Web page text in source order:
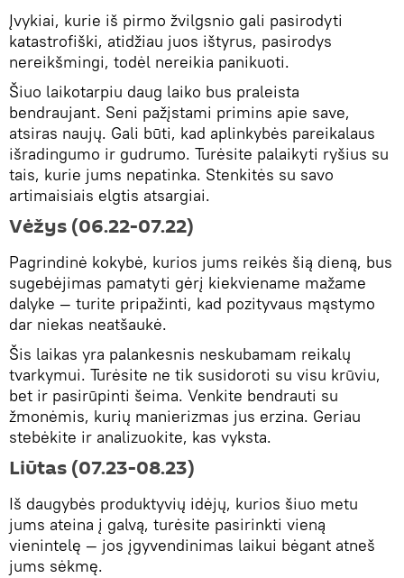
Įvykiai, kurie iš pirmo žvilgsnio gali pasirodyti
katastrofiški, atidžiau juos ištyrus, pasirodys
nereikšmingi, todėl nereikia panikuoti.
Šiuo laikotarpiu daug laiko bus praleista
bendraujant. Seni pažįstami primins apie save,
atsiras naujų. Gali būti, kad aplinkybės pareikalaus
išradingumo ir gudrumo. Turėsite palaikyti ryšius su
tais, kurie jums nepatinka. Stenkitės su savo
artimaisiais elgtis atsargiai.
Vėžys (06.22-07.22)
Pagrindinė kokybė, kurios jums reikės šią dieną, bus
sugebėjimas pamatyti gėrį kiekviename mažame
dalyke — turite pripažinti, kad pozityvaus mąstymo
dar niekas neatšaukė.
Šis laikas yra palankesnis neskubamam reikalų
tvarkymui. Turėsite ne tik susidoroti su visu krūviu,
bet ir pasirūpinti šeima. Venkite bendrauti su
žmonėmis, kurių manierizmas jus erzina. Geriau
stebėkite ir analizuokite, kas vyksta.
Liūtas (07.23-08.23)
Iš daugybės produktyvių idėjų, kurios šiuo metu
jums ateina į galvą, turėsite pasirinkti vieną
vienintelę — jos įgyvendinimas laikui bėgant atneš
jums sėkmę.